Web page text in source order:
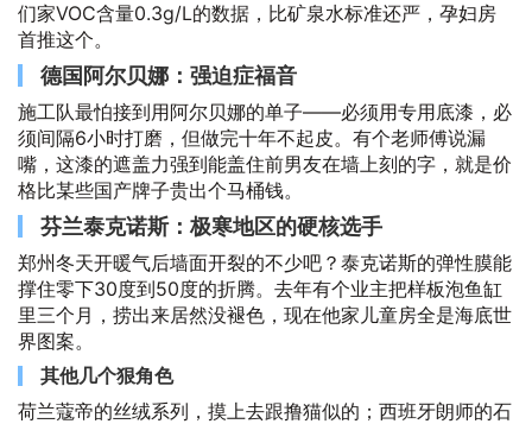
们家VOC含量0.3g/L的数据，比矿泉水标准还严，孕妇房
首推这个。
德国阿尔贝娜：强迫症福音
施工队最怕接到用阿尔贝娜的单子——必须用专用底漆，必
须间隔6小时打磨，但做完十年不起皮。有个老师傅说漏
嘴，这漆的遮盖力强到能盖住前男友在墙上刻的字，就是价
格比某些国产牌子贵出个马桶钱。
芬兰泰克诺斯：极寒地区的硬核选手
郑州冬天开暖气后墙面开裂的不少吧？泰克诺斯的弹性膜能
撑住零下30度到50度的折腾。去年有个业主把样板泡鱼缸
里三个月，捞出来居然没褪色，现在他家儿童房全是海底世
界图案。
其他几个狠角色
荷兰蔻帝的丝绒系列，摸上去跟撸猫似的；西班牙朗师的石